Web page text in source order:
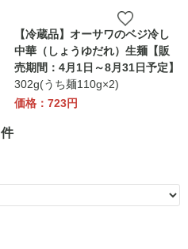
【冷蔵品】オーサワのベジ冷し
中華（しょうゆだれ）生麺【販
売期間：4月1日～8月31日予定】
302g(うち麺110g×2)
価格：723円
件